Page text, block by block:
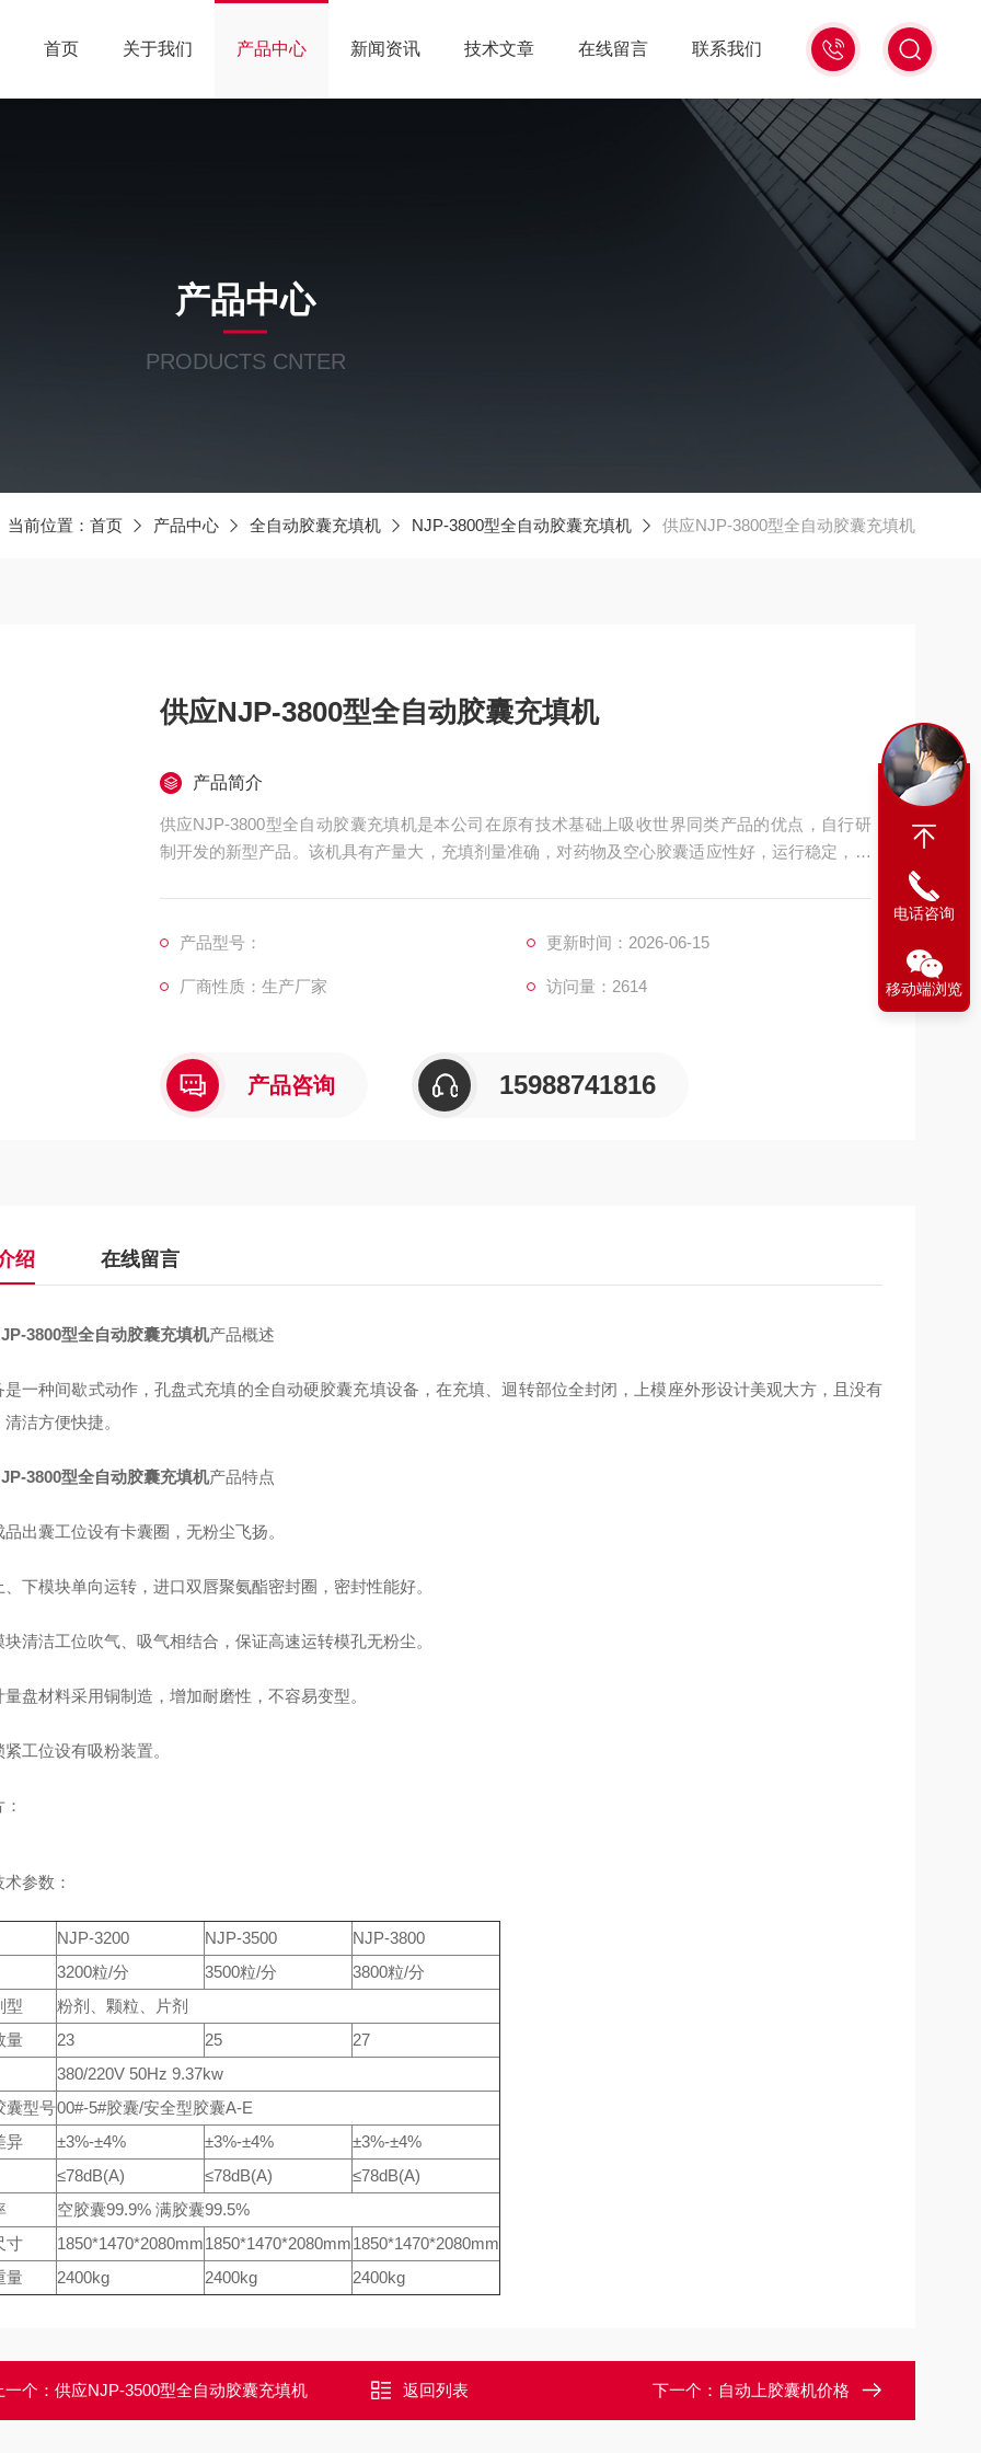
15988741816
首页 关于我们 产品中心 新闻资讯 技术文章 在线留言 联系我们
产品中心
PRODUCTS CNTER
当前位置： 首页 产品中心 全自动胶囊充填机 NJP-3800型全自动胶囊充填机 供应NJP-3800型全自动胶囊充填机
供应NJP-3800型全自动胶囊充填机
产品简介
供应NJP-3800型全自动胶囊充填机是本公司在原有技术基础上吸收世界同类产品的优点，自行研
制开发的新型产品。该机具有产量大，充填剂量准确，对药物及空心胶囊适应性好，运行稳定，自
产品型号： 更新时间：2026-06-15
厂商性质：生产厂家 访问量：2614
产品咨询 15988741816
绍 在线留言
3800型全自动胶囊充填机产品概述
是一种间歇式动作，孔盘式充填的全自动硬胶囊充填设备，在充填、迴转部位全封闭，上模座外形设计美观大方，且没有
洁方便快捷。
3800型全自动胶囊充填机产品特点
出囊工位设有卡囊圈，无粉尘飞扬。
、下模块单向运转，进口双唇聚氨酯密封圈，密封性能好。
块清洁工位吹气、吸气相结合，保证高速运转模孔无粉尘。
量盘材料采用铜制造，增加耐磨性，不容易变型。
工位设有吸粉装置。
参数：
NJP-3200 NJP-3500
NJP-3800
3200粒/分
3500粒/分
3800粒/分
型
粉剂、颗粒、片剂
量
23 25
27
380/220V 50Hz 9.37kw
囊型号00#-5#胶囊/安全型胶囊A-E
异
±3%-±4% ±3%-±4%
±3%-±4%
≤78dB(A)
≤78dB(A)
≤78dB(A)
空胶囊99.9% 满胶囊99.5%
寸
1850*1470*2080mm1850*1470*2080mm1850*1470*2080mm
量
2400kg 2400kg 2400kg
一个： 供应NJP-3500型全自动胶囊充填机 返回列表 下一个： 自动上胶囊机价格
电话咨询
移动端浏览